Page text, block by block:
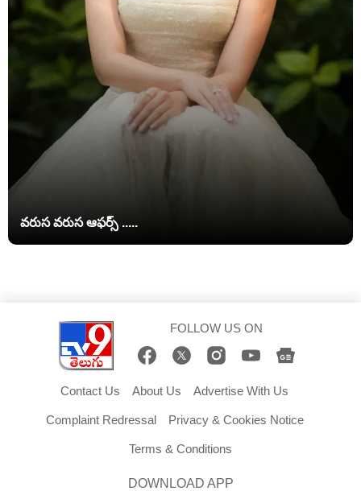
వరుస వరుస ఆఫర్స్ .....
FOLLOW US ON
Contact Us About Us Advertise With Us
Complaint Redressal Privacy & Cookies Notice
Terms & Conditions
DOWNLOAD APP